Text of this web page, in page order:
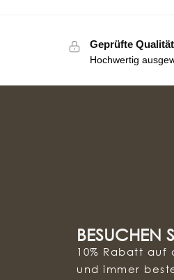
Geprüfte Qualität
Hochwertig
BESUCHEN
10% Rabatt auf
und immer